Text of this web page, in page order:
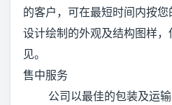
的客户，可在最短时间内按
设计绘制的外观及结构图样
见。
售中服务
公司以最佳的包装及运输